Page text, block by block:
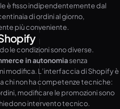
è fisso indipendentemente dal
di ordini al giorno,
più conveniente.
le condizioni sono diverse.
in autonomiasenza
modifica. L’interfaccia di Shopify è
chi non ha competenze tecniche:
modificare le promozioni sono
intervento tecnico.